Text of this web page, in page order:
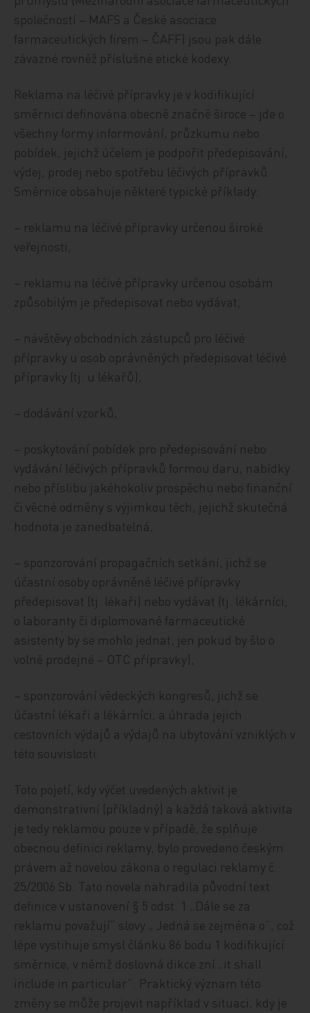
společností – MAFS a České asociace
farmaceutických firem – ČAFF) jsou pak dále
závazné rovněž příslušné etické kodexy.
Reklama na léčivé přípravky je v kodifikující
směrnici definována obecně značně široce – jde o
všechny formy informování, průzkumu nebo
pobídek, jejichž účelem je podpořit předepisování,
výdej, prodej nebo spotřebu léčivých přípravků.
Směrnice obsahuje některé typické příklady:
– reklamu na léčivé přípravky určenou široké
veřejnosti,
– reklamu na léčivé přípravky určenou osobám
způsobilým je předepisovat nebo vydávat,
– návštěvy obchodních zástupců pro léčivé
přípravky u osob oprávněných předepisovat léčivé
přípravky (tj. u lékařů),
– dodávání vzorků,
– poskytování pobídek pro předepisování nebo
vydávání léčivých přípravků formou daru, nabídky
nebo příslibu jakéhokoliv prospěchu nebo finanční
či věcné odměny s výjimkou těch, jejichž skutečná
hodnota je zanedbatelná,
– sponzorování propagačních setkání, jichž se
účastní osoby oprávněné léčivé přípravky
předepisovat (tj. lékaři) nebo vydávat (tj. lékárníci;
o laboranty či diplomované farmaceutické
asistenty by se mohlo jednat, jen pokud by šlo o
volně prodejné – OTC přípravky),
– sponzorování vědeckých kongresů, jichž se
účastní lékaři a lékárníci, a úhrada jejich
cestovních výdajů a výdajů na ubytování vzniklých v
této souvislosti.
Toto pojetí, kdy výčet uvedených aktivit je
demonstrativní (příkladný) a každá taková aktivita
je tedy reklamou pouze v případě, že splňuje
obecnou definici reklamy, bylo provedeno českým
právem až novelou zákona o regulaci reklamy č.
25/2006 Sb. Tato novela nahradila původní text
definice v ustanovení § 5 odst. 1 „Dále se za
reklamu považují“ slovy „ Jedná se zejména o“, což
lépe vystihuje smysl článku 86 bodu 1 kodifikující
směrnice, v němž doslovná dikce zní „it shall
include in particular“. Praktický význam této
změny se může projevit například v situaci, kdy je